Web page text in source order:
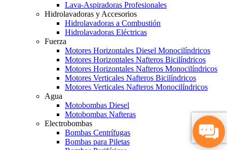
Lava-Aspiradoras Profesionales
Hidrolavadoras y Accesorios
Hidrolavadoras a Combustión
Hidrolavadoras Eléctricas
Fuerza
Motores Horizontales Diesel Monocilíndricos
Motores Horizontales Nafteros Bicilíndricos
Motores Horizontales Nafteros Monocilíndricos
Motores Verticales Nafteros Bicilíndricos
Motores Verticales Nafteros Monocilíndricos
Agua
Motobombas Diesel
Motobombas Nafteras
Electrobombas
Bombas Centrífugas
Bombas para Piletas